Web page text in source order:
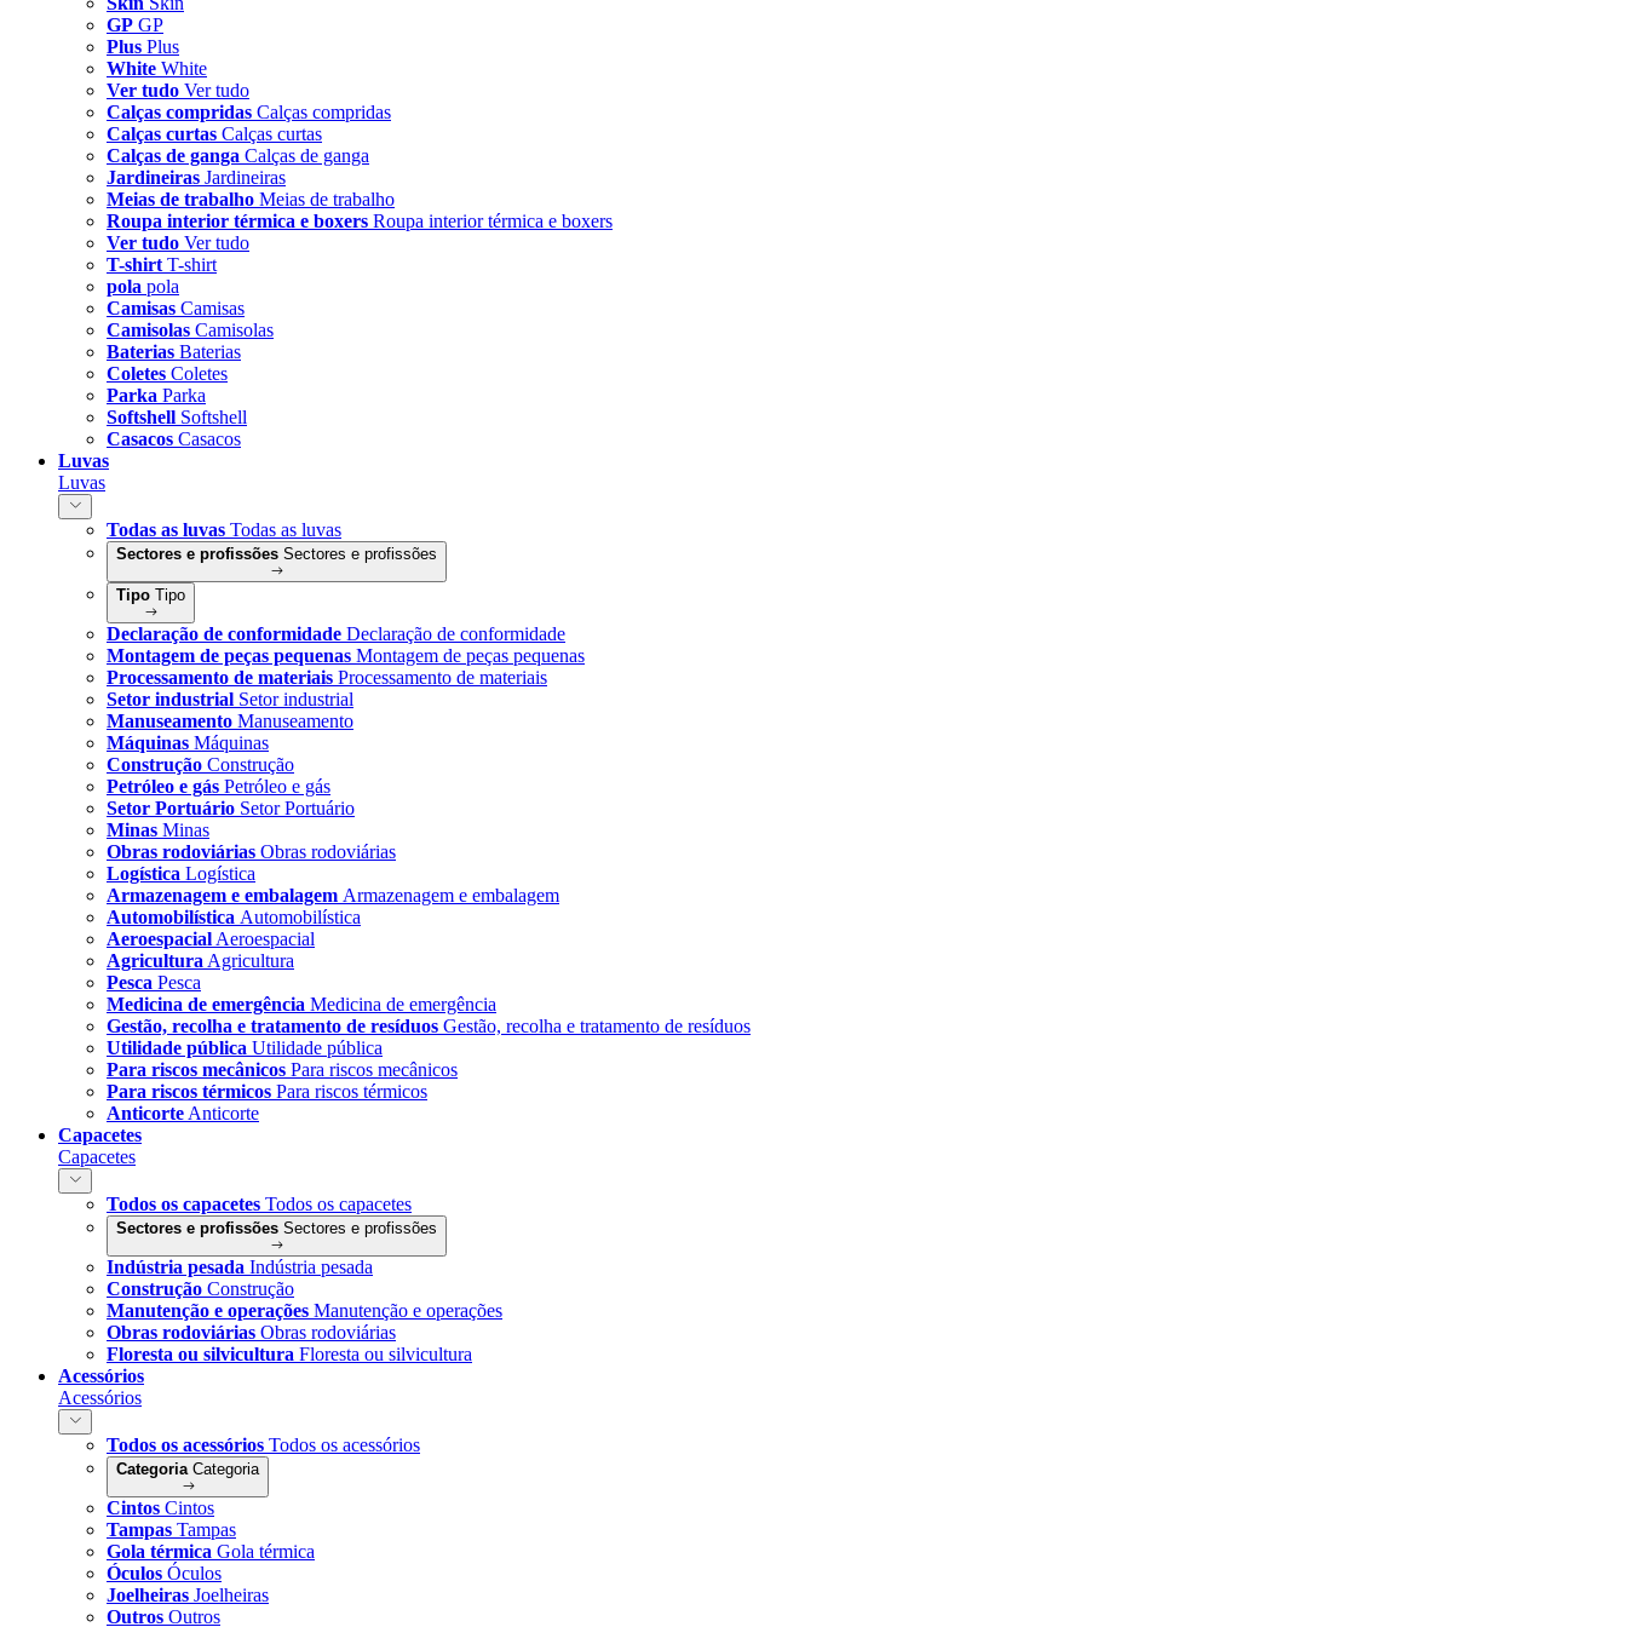
GP GP
Plus Plus
White White
Ver tudo Ver tudo
Calças compridas Calças compridas
Calças curtas Calças curtas
Calças de ganga Calças de ganga
Jardineiras Jardineiras
Meias de trabalho Meias de trabalho
Roupa interior térmica e boxers Roupa interior térmica e boxers
Ver tudo Ver tudo
T-shirt T-shirt
pola pola
Camisas Camisas
Camisolas Camisolas
Baterias Baterias
Coletes Coletes
Parka Parka
Softshell Softshell
Casacos Casacos
Luvas
Luvas
Todas as luvas Todas as luvas
Sectores e profissões Sectores e profissões
Tipo Tipo
Declaração de conformidade Declaração de conformidade
Montagem de peças pequenas Montagem de peças pequenas
Processamento de materiais Processamento de materiais
Setor industrial Setor industrial
Manuseamento Manuseamento
Máquinas Máquinas
Construção Construção
Petróleo e gás Petróleo e gás
Setor Portuário Setor Portuário
Minas Minas
Obras rodoviárias Obras rodoviárias
Logística Logística
Armazenagem e embalagem Armazenagem e embalagem
Automobilística Automobilística
Aeroespacial Aeroespacial
Agricultura Agricultura
Pesca Pesca
Medicina de emergência Medicina de emergência
Gestão, recolha e tratamento de resíduos Gestão, recolha e tratamento de resíduos
Utilidade pública Utilidade pública
Para riscos mecânicos Para riscos mecânicos
Para riscos térmicos Para riscos térmicos
Anticorte Anticorte
Capacetes
Capacetes
Todos os capacetes Todos os capacetes
Sectores e profissões Sectores e profissões
Indústria pesada Indústria pesada
Construção Construção
Manutenção e operações Manutenção e operações
Obras rodoviárias Obras rodoviárias
Floresta ou silvicultura Floresta ou silvicultura
Acessórios
Acessórios
Todos os acessórios Todos os acessórios
Categoria Categoria
Cintos Cintos
Tampas Tampas
Gola térmica Gola térmica
Óculos Óculos
Joelheiras Joelheiras
Outros Outros